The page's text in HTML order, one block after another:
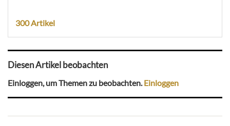
300 Artikel
Diesen Artikel beobachten
Einloggen, um Themen zu beobachten.Einloggen